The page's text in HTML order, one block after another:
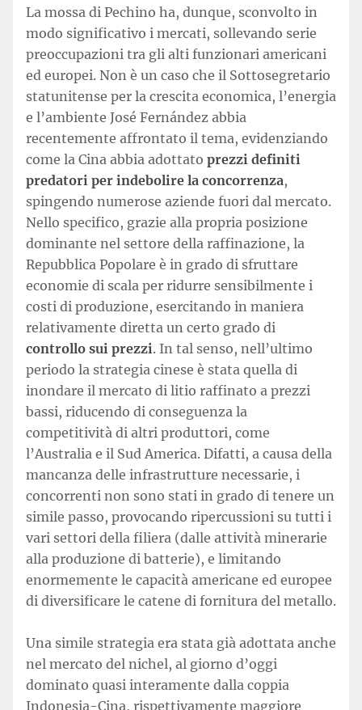
La mossa di Pechino ha, dunque, sconvolto in
modo significativo i mercati, sollevando serie
preoccupazioni tra gli alti funzionari americani
ed europei. Non è un caso che il Sottosegretario
statunitense per la crescita economica, l’energia
e l’ambiente José Fernández abbia
recentemente affrontato il tema, evidenziando
come la Cina abbia adottato prezzi definiti
predatori per indebolire la concorrenza,
spingendo numerose aziende fuori dal mercato.
Nello specifico, grazie alla propria posizione
dominante nel settore della raffinazione, la
Repubblica Popolare è in grado di sfruttare
economie di scala per ridurre sensibilmente i
costi di produzione, esercitando in maniera
relativamente diretta un certo grado di
controllo sui prezzi. In tal senso, nell’ultimo
periodo la strategia cinese è stata quella di
inondare il mercato di litio raffinato a prezzi
bassi, riducendo di conseguenza la
competitività di altri produttori, come
l’Australia e il Sud America. Difatti, a causa della
mancanza delle infrastrutture necessarie, i
concorrenti non sono stati in grado di tenere un
simile passo, provocando ripercussioni su tutti i
vari settori della filiera (dalle attività minerarie
alla produzione di batterie), e limitando
enormemente le capacità americane ed europee
di diversificare le catene di fornitura del metallo.
Una simile strategia era stata già adottata anche
nel mercato del nichel, al giorno d’oggi
dominato quasi interamente dalla coppia
Indonesia-Cina, rispettivamente maggiore